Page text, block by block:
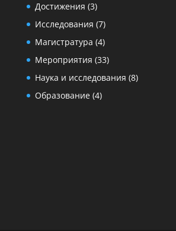
Достижения (3)
Исследования (7)
Магистратура (4)
Мероприятия (33)
Наука и исследования (8)
Образование(4)